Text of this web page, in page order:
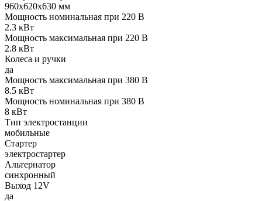
960x620x630 мм
Мощность номинальная при 220 В
2.3 кВт
Мощность максимальная при 220 В
2.8 кВт
Колеса и ручки
да
Мощность максимальная при 380 В
8.5 кВт
Мощность номинальная при 380 В
8 кВт
Тип электростанции
мобильные
Стартер
электростартер
Альтернатор
синхронный
Выход 12V
да